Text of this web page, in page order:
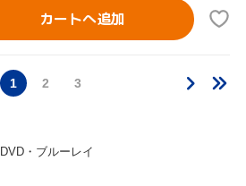
カートへ追加
1 2 3
DVD・ブルーレイ